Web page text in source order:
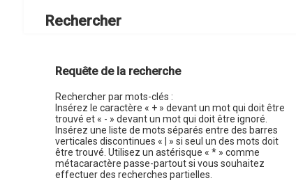
Rechercher
Requête de la recherche
Rechercher par mots-clés :
Insérez le caractère « + » devant un mot qui doit être
trouvé et « - » devant un mot qui doit être ignoré.
Insérez une liste de mots séparés entre des barres
verticales discontinues « | » si seul un des mots doit
être trouvé. Utilisez un astérisque « * » comme
métacaractère passe-partout si vous souhaitez
effectuer des recherches partielles.